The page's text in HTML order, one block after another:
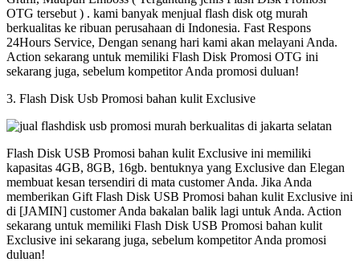
OTG tersebut ) . kami banyak menjual flash disk otg murah
berkualitas ke ribuan perusahaan di Indonesia. Fast Respons
24Hours Service, Dengan senang hari kami akan melayani Anda.
Action sekarang untuk memiliki Flash Disk Promosi OTG ini
sekarang juga, sebelum kompetitor Anda promosi duluan!
3. Flash Disk Usb Promosi bahan kulit Exclusive
Flash Disk USB Promosi bahan kulit Exclusive ini memiliki
kapasitas 4GB, 8GB, 16gb. bentuknya yang Exclusive dan Elegan
membuat kesan tersendiri di mata customer Anda. Jika Anda
memberikan Gift Flash Disk USB Promosi bahan kulit Exclusive ini
di [JAMIN] customer Anda bakalan balik lagi untuk Anda. Action
sekarang untuk memiliki Flash Disk USB Promosi bahan kulit
Exclusive ini sekarang juga, sebelum kompetitor Anda promosi
duluan!